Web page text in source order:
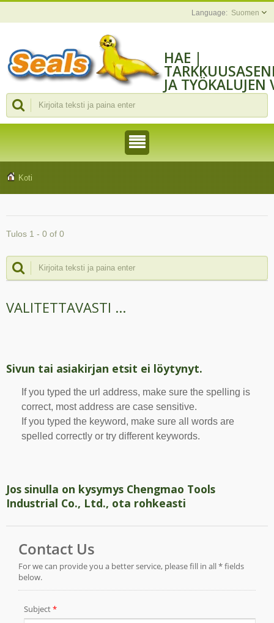
Suomen
HAE |
JA
CHENGMAO
Koti
Tulos 1 - 0 of 0
VALITETTAVASTI ...
Sivun tai asiakirjan etsit ei löytynyt.
If you typed the url address, make sure the spelling is
correct, most address are case sensitive.
If you typed the keyword, make sure all words are
spelled correctly or try different keywords.
Jos sinulla on kysymys Chengmao Tools
Industrial Co., Ltd., ota rohkeasti